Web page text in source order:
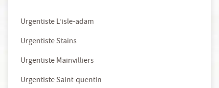
Urgentiste L’isle-adam
Urgentiste Stains
Urgentiste Mainvilliers
Urgentiste Saint-quentin